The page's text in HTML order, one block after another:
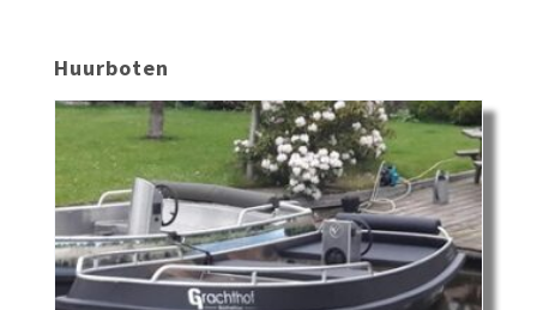
Huurboten